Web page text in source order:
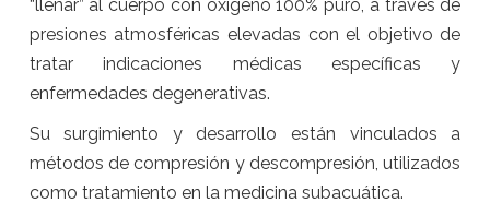
“llenar” al cuerpo con oxígeno 100% puro, a través de
presiones atmosféricas elevadas con el objetivo de
tratar indicaciones médicas específicas y
enfermedades degenerativas.
Su surgimiento y desarrollo están vinculados a
métodos de compresión y descompresión, utilizados
como tratamiento en la medicina subacuática.